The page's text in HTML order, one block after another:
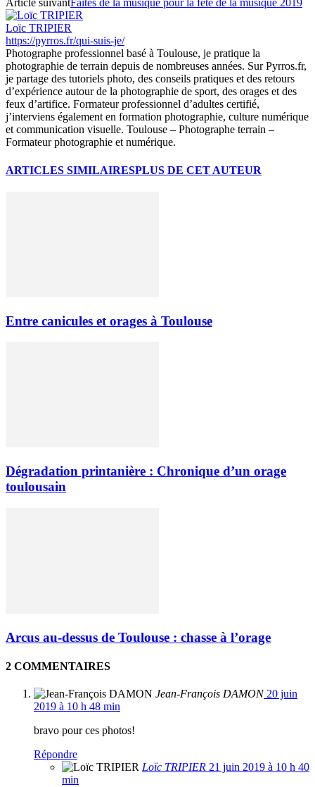
Article suivantFaites de la musique pour la fête de la musique 2019
Loïc TRIPIER
https://pyrros.fr/qui-suis-je/
Photographe professionnel basé à Toulouse, je pratique la
photographie de terrain depuis de nombreuses années. Sur Pyrros.fr,
je partage des tutoriels photo, des conseils pratiques et des retours
d’expérience autour de la photographie de sport, des orages et des
feux d’artifice. Formateur professionnel d’adultes certifié,
j’interviens également en formation photographie, culture numérique
et communication visuelle. Toulouse – Photographe terrain –
Formateur photographie et numérique.
ARTICLES SIMILAIRESPLUS DE CET AUTEUR
Entre canicules et orages à Toulouse
Dégradation printanière : Chronique d’un orage
toulousain
Arcus au-dessus de Toulouse : chasse à l’orage
2 COMMENTAIRES
Jean-François DAMON 20 juin
2019 à 10 h 48 min
bravo pour ces photos!
Répondre
Loïc TRIPIER 21 juin 2019 à 10 h 40
min